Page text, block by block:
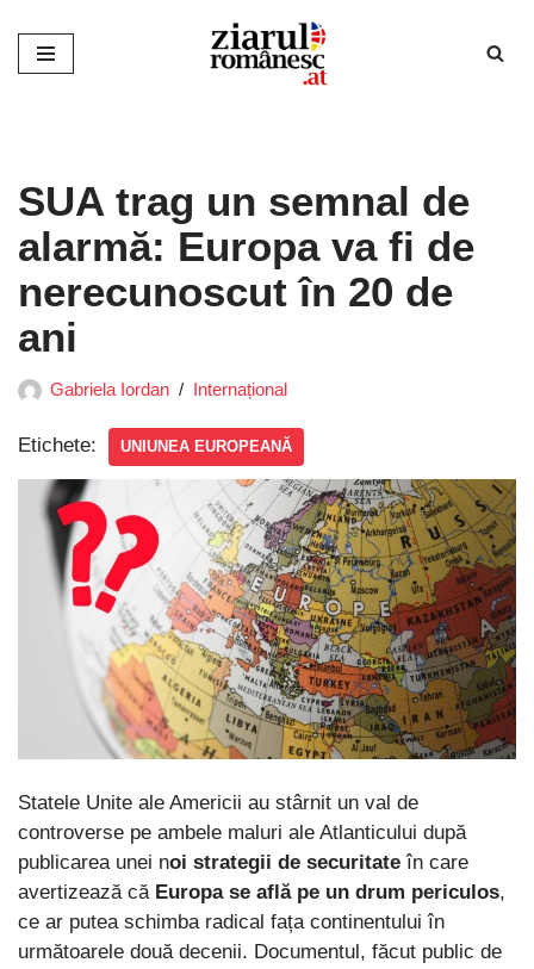
Sari
SUA trag un semnal de
alarmă: Europa va fi de
nerecunoscut în 20 de
ani
Gabriela Iordan Internațional
Etichete: UNIUNEA EUROPEANĂ
Statele Unite ale Americii au stârnit un val de
controverse pe ambele maluri ale Atlanticului după
publicarea unei noi strategii de securitate în care
avertizează că Europa se află pe un drum periculos,
ce ar putea schimba radical fața continentului în
următoarele două decenii. Documentul, făcut public de